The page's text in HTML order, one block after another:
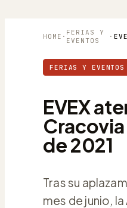
HOME · FERIAS Y
EVENTOS
·
FERIAS Y EVENTOS
EVEX
de 2021
Tras su
mes de junio,